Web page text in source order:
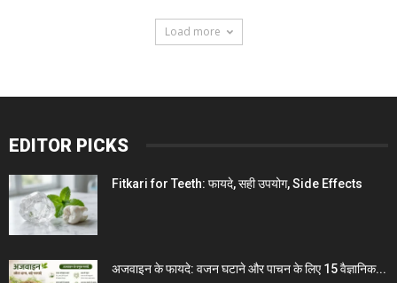
Load more
EDITOR PICKS
Fitkari for Teeth: फायदे, सही उपयोग, Side Effects
अजवाइन के फायदे: वजन घटाने और पाचन के लिए 15 वैज्ञानिक...